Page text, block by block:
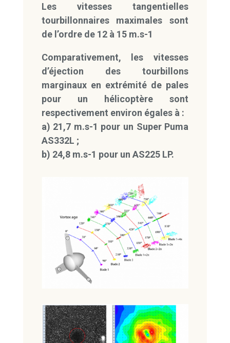
Les vitesses tangentielles
tourbillonnaires maximales sont
de l’ordre de 12 à 15 m.s-1
Comparativement, les vitesses
d’éjection des tourbillons
marginaux en extrémité de pales
pour un hélicoptère sont
respectivement environ égales à :
a) 21,7 m.s-1 pour un Super Puma
AS332L ;
b) 24,8 m.s-1 pour un AS225 LP.